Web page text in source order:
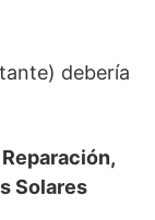
debería
Solares